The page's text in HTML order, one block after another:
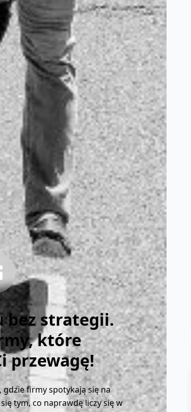
bez strategii.
które
przewagę!
gdzie firmy spotykają się na
tym, co naprawdę liczy się w